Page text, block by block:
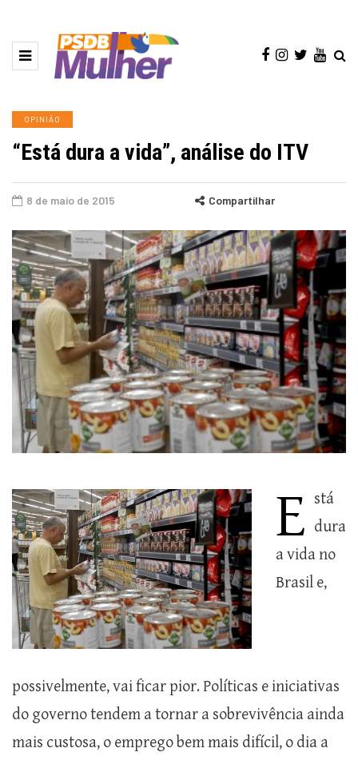
OPINIÃO
“Está dura a vida”, análise do ITV
8 de maio de 2015 Compartilhar
E stá
dura
a vida no
Brasil e,
possivelmente, vai ficar pior. Políticas e iniciativas
do governo tendem a tornar a sobrevivência ainda
mais custosa, o emprego bem mais difícil, o dia a